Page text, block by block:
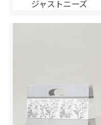
ジャストニーズ